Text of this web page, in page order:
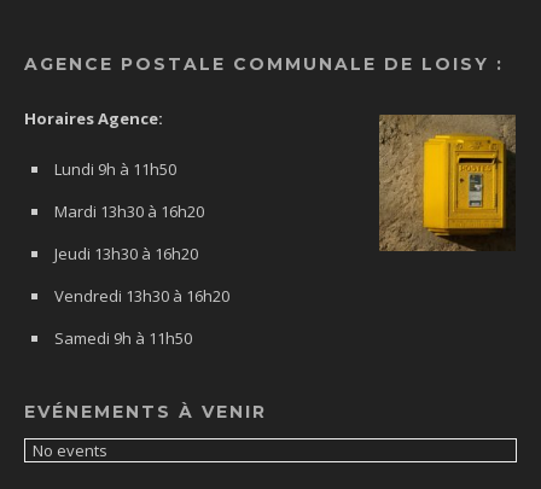
AGENCE POSTALE COMMUNALE DE LOISY :
Horaires Agence:
Lundi 9h à 11h50
Mardi 13h30 à 16h20
Jeudi 13h30 à 16h20
Vendredi 13h30 à 16h20
Samedi 9h à 11h50
EVÉNEMENTS À VENIR
No events